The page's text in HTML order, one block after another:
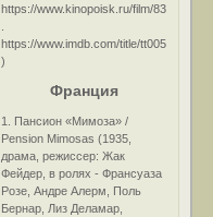
https://www.kinopoisk.ru/film/83444/
https://www.imdb.com/title/tt0050267/
)
Франция
1. Пансион «Мимоза» /
Pension Mimosas (1935,
драма, режиссер: Жак
Фейдер, в ролях - Франсуаза
Розе, Андре Алерм, Поль
Бернар, Лиз Деламар,